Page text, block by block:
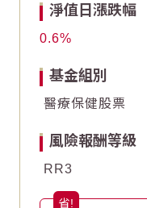
淨值日漲跌幅
0.6
基金組別
醫療保健股票
風險報酬等級
RR3